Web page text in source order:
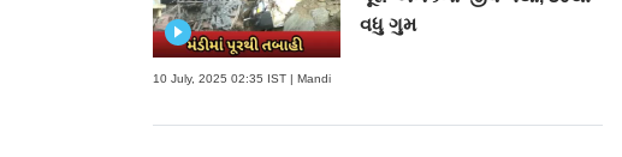
વધુ ગુમ
10 July, 2025 02:35 IST | Mandi